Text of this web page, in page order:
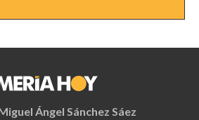
Ángel Sánchez Sáez